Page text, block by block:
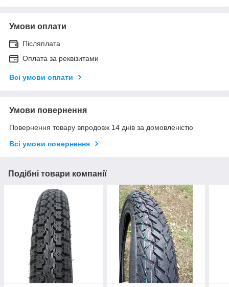
Умови оплати
Післяплата
Оплата за реквізитами
Всі умови оплати
Умови повернення
Повернення товару впродовж 14 днів за домовленістю
Всі умови повернення
Подібні товари компанії